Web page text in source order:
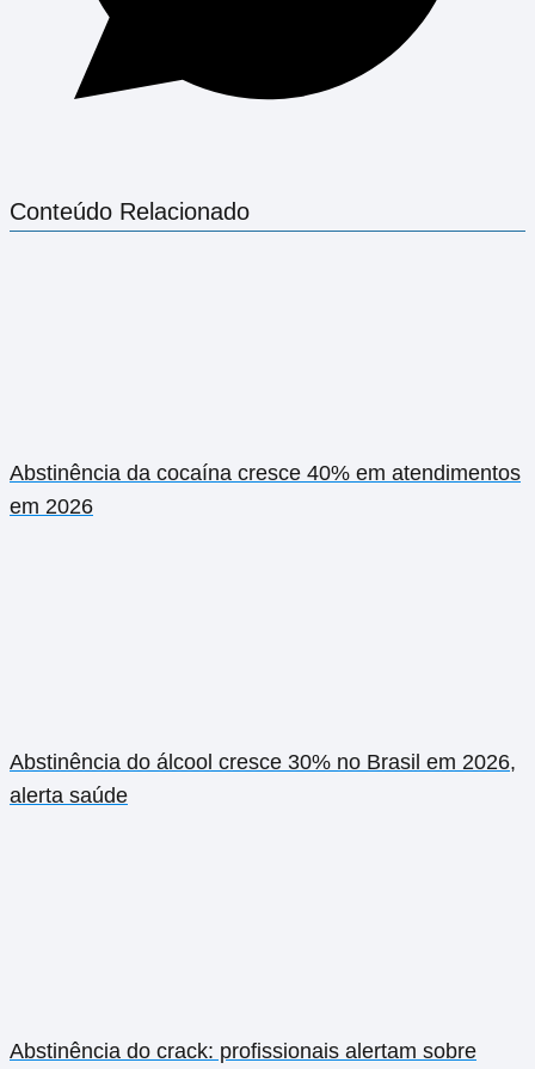
Conteúdo Relacionado
Abstinência da cocaína cresce 40% em atendimentos
em 2026
Abstinência do álcool cresce 30% no Brasil em 2026,
alerta saúde
Abstinência do crack: profissionais alertam sobre